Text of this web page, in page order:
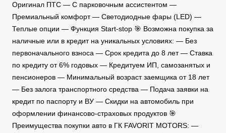
Оригинал ПТС — C парковочным ассистентом —
Премиальный комфорт — Светодиодные фары (LED) —
Теплые опции — Функция Start-stop 🎯 Возможна покупка за
наличные или в кредит на уникальных условиях: — Без
первоначального взноса — Срок кредита до 8 лет — Ставка
по кредиту от 6% годовых — Кредитуем ИП, самозанятых и
пенсионеров — Минимальный возраст заемщика от 18 лет
— Без залога транспортного средства — Подача заявки на
кредит по паспорту и ВУ — Скидки на автомобиль при
оформлении финансово-страховых продуктов 🎯
Преимущества покупки авто в ГК FAVORIT MOTORS: —